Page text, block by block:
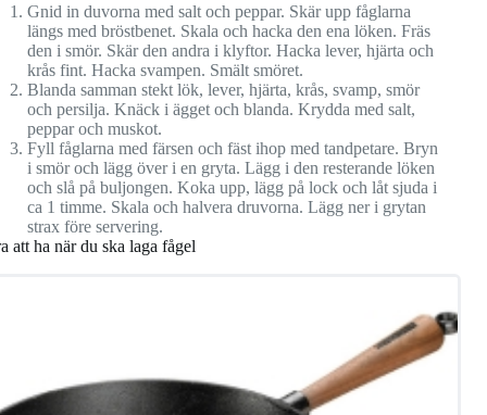
Gnid in duvorna med salt och peppar. Skär upp fåglarna
längs med bröstbenet. Skala och hacka den ena löken. Fräs
den i smör. Skär den andra i klyftor. Hacka lever, hjärta och
krås fint. Hacka svampen. Smält smöret.
Blanda samman stekt lök, lever, hjärta, krås, svamp, smör
och persilja. Knäck i ägget och blanda. Krydda med salt,
peppar och muskot.
Fyll fåglarna med färsen och fäst ihop med tandpetare. Bryn
i smör och lägg över i en gryta. Lägg i den resterande löken
och slå på buljongen. Koka upp, lägg på lock och låt sjuda i
ca 1 timme. Skala och halvera druvorna. Lägg ner i grytan
strax före servering.
att ha när du ska laga fågel